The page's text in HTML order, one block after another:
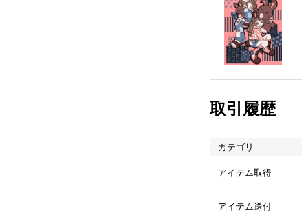
取引履歴
カテゴリ
アイテム取得
アイテム送付